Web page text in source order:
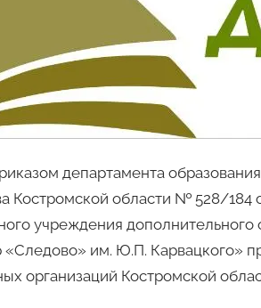
департамента
Костромской области № 528/184
учреждения
им. Ю.П. Карвацкого»
организаций Костромской